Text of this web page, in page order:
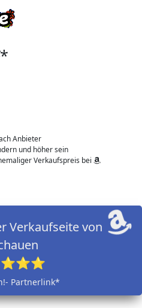
*
Anbieter
und höher sein
Verkaufspreis bei
Verkaufseite von
Partnerlink*